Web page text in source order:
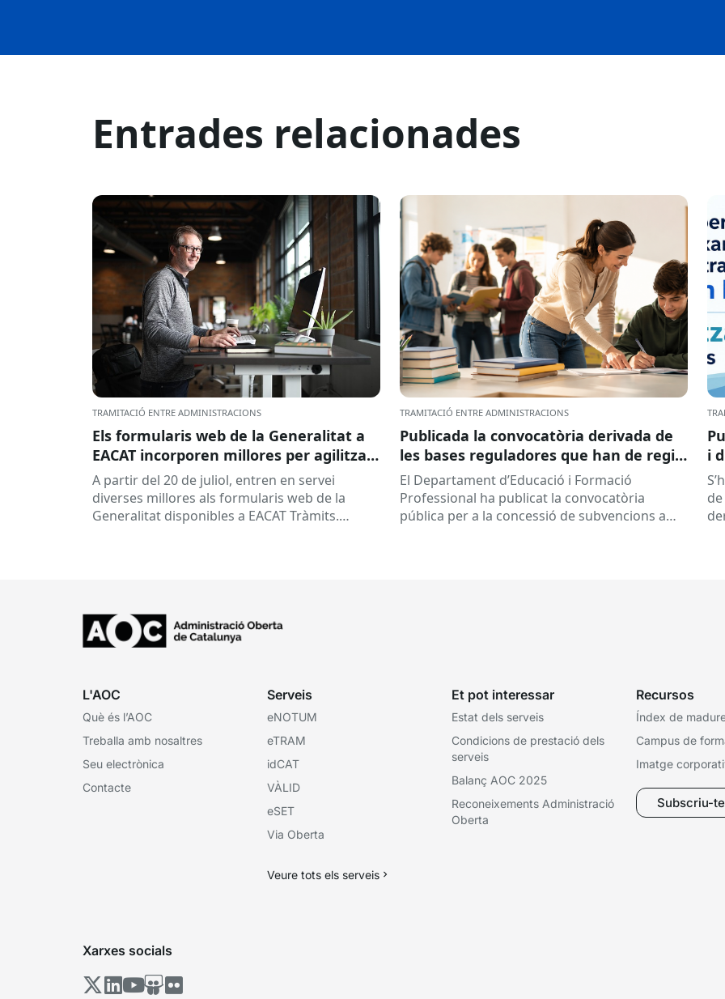
Entrades relacionades
TRAMITACIÓ ENTRE ADMINISTRACIONS
Els formularis web de la Generalitat a
EACAT incorporen millores per agilitzar
la tramitació
A partir del 20 de juliol, entren en servei
diverses millores als formularis web de la
Generalitat disponibles a EACAT Tràmits.
TRAMITACIÓ ENTRE ADMINISTRACIONS
Publicada la convocatòria derivada de
les bases reguladores que han de regir
la concessió de subvencions a centres
educatius, per al desenvolupament de
programes de formació i inserció,
El Departament d’Educació i Formació
Professional ha publicat la convocatòria
pública per a la concessió de subvencions a
i
L'AOC
Què és l’AOC
Treballa amb nosaltres
Seu electrònica
Contacte
Serveis
eNOTUM
eTRAM
idCAT
VÀLID
eSET
Via Oberta
Veure tots els serveis
Et pot interessar
Estat dels serveis
Condicions de prestació dels
serveis
Balanç AOC 2025
Reconeixements Administració
Oberta
Recursos
Índex de
Campus de
Imatge
Subscriu-
Xarxes socials